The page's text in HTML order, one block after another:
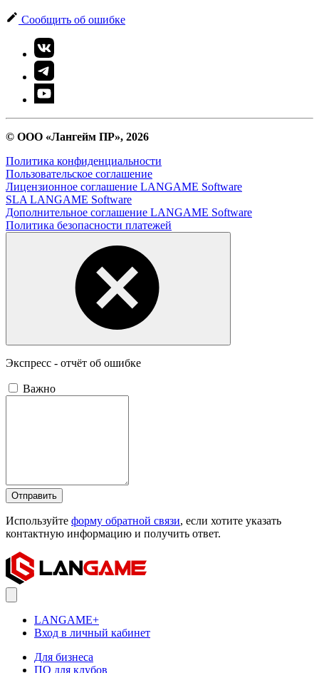
Сообщить об ошибке
© ООО «Лангейм ПР», 2026
Политика конфиденциальности
Пользовательское соглашение
Лицензионное соглашение LANGAME Software
SLA LANGAME Software
Дополнительное соглашение LANGAME Software
Политика безопасности платежей
Экспресс - отчёт об ошибке
Важно
Отправить
Используйте форму обратной связи, если хотите указать
контактную информацию и получить ответ.
LANGAME+
Вход в личный кабинет
Для бизнеса
ПО для клубов